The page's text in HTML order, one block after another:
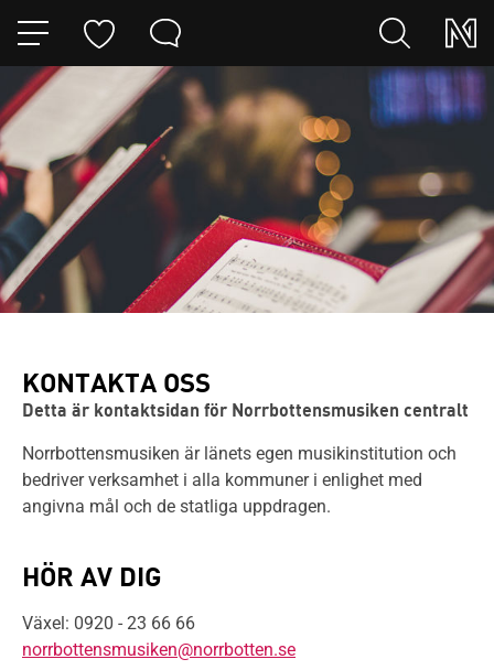
HOPPA TILL NAVIGERINGEN
HOPPA TILL INNEHÅLLET
KONTAKTA OSS
Detta är kontaktsidan för Norrbottensmusiken centralt
Norrbottensmusiken är länets egen musikinstitution och
bedriver verksamhet i alla kommuner i enlighet med
angivna mål och de statliga uppdragen.
HÖR AV DIG
Växel: 0920 - 23 66 66
norrbottensmusiken@norrbotten.se